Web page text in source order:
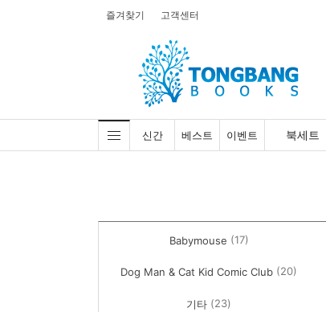
즐겨찾기 고객센터
신간 베스트 이벤트 북세트
Babymouse (17)
Dog Man & Cat Kid Comic Club (20)
기타 (23)